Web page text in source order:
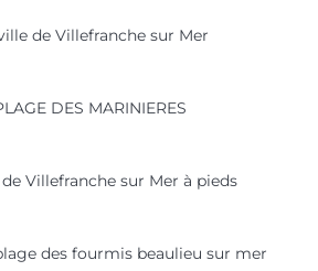
de Villefranche sur Mer
DES MARINIERES
Villefranche sur Mer à pieds
des fourmis beaulieu sur mer